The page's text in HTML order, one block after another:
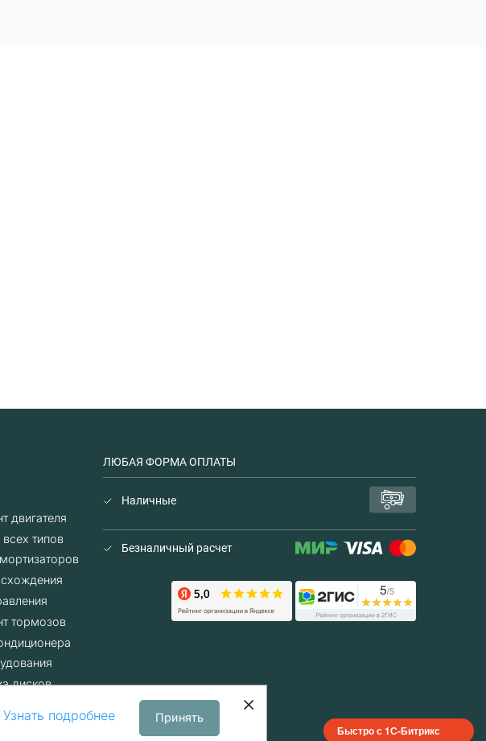
двигателя
типов
тормозов
дисков
ЛЮБАЯ ФОРМА ОПЛАТЫ
Наличные
Безналичный расчет
Узнать подробнее Принять
Быстро с 1С-Битрикс